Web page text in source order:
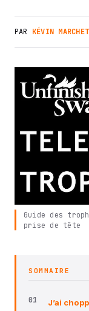
PAR KÉVIN
Guide des
prise de tête
SOMMAIRE
J’ai